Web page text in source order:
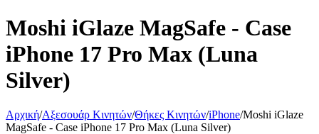
Moshi iGlaze MagSafe - Case
iPhone 17 Pro Max (Luna
Silver)
Αρχική/Αξεσουάρ Κινητών/Θήκες Κινητών/iPhone/Moshi iGlaze
MagSafe - Case iPhone 17 Pro Max (Luna Silver)